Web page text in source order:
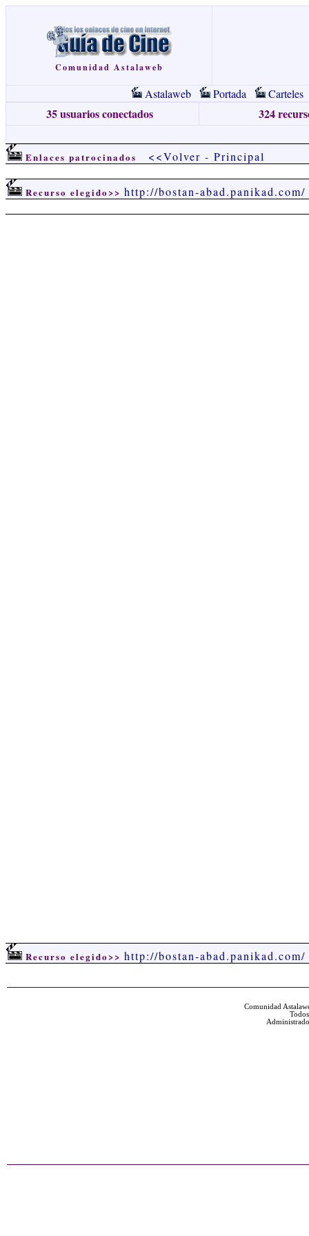
Comunidad Astalaweb
Astalaweb Portada Carteles
35 usuarios conectados 324
Enlaces patrocinados <<Volver - Principal
Recurso elegido>> http://bostan-abad.panikad.com/
Recurso elegido>> http://bostan-abad.panikad.com/
Comunidad